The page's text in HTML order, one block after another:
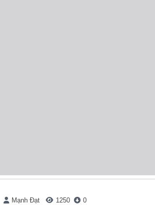
Mạnh Đạt 1250 0